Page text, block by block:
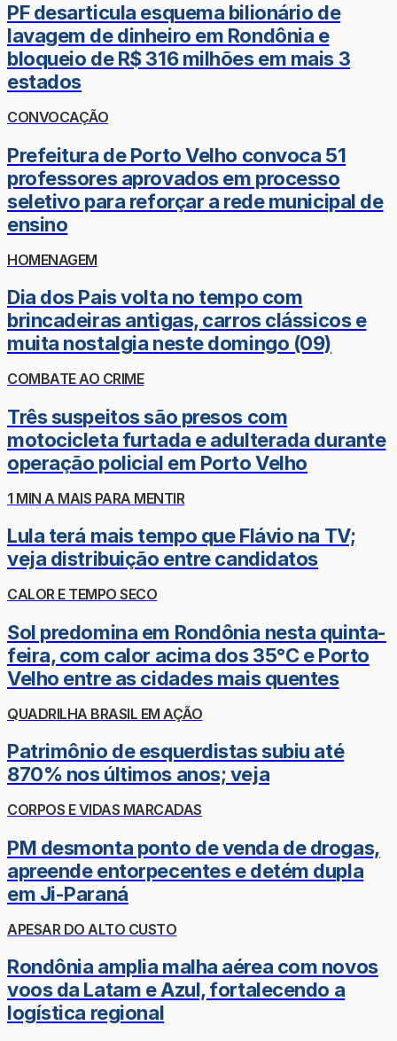
PF desarticula esquema bilionário de
lavagem de dinheiro em Rondônia e
bloqueio de R$ 316 milhões em mais 3
estados
CONVOCAÇÃO
Prefeitura de Porto Velho convoca 51
professores aprovados em processo
seletivo para reforçar a rede municipal de
ensino
HOMENAGEM
Dia dos Pais volta no tempo com
brincadeiras antigas, carros clássicos e
muita nostalgia neste domingo (09)
COMBATE AO CRIME
Três suspeitos são presos com
motocicleta furtada e adulterada durante
operação policial em Porto Velho
1 MIN A MAIS PARA MENTIR
Lula terá mais tempo que Flávio na TV;
veja distribuição entre candidatos
CALOR E TEMPO SECO
Sol predomina em Rondônia nesta quinta-
feira, com calor acima dos 35°C e Porto
Velho entre as cidades mais quentes
QUADRILHA BRASIL EM AÇÃO
Patrimônio de esquerdistas subiu até
870% nos últimos anos; veja
CORPOS E VIDAS MARCADAS
PM desmonta ponto de venda de drogas,
apreende entorpecentes e detém dupla
em Ji-Paraná
APESAR DO ALTO CUSTO
Rondônia amplia malha aérea com novos
voos da Latam e Azul, fortalecendo a
logística regional